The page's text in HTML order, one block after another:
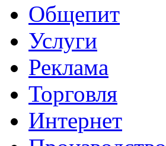
Общепит
Услуги
Реклама
Торговля
Интернет